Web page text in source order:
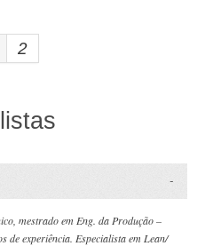
2
mestrado em Eng. da Produção –
de experiência. Especialista em Lean/